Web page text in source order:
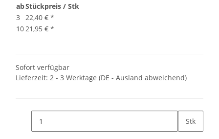
abStückpreis / Stk
3
22,40 € *
1021,95 € *
Sofort verfügbar
Lieferzeit: 2 - 3 Werktage (DE - Ausland abweichend)
Stk